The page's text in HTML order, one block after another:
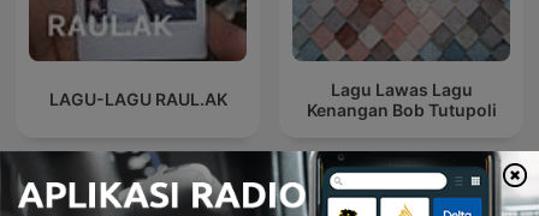
LAGU-LAGU RAUL.AK
Lagu Lawas Lagu
Kenangan Bob Tutupoli